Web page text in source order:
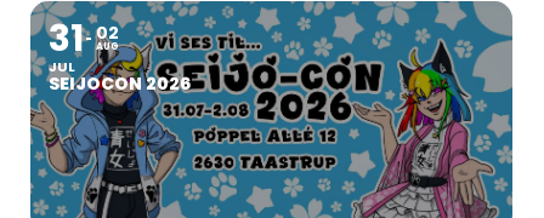
31
JUL
02
AUG
SEIJOCON 2026